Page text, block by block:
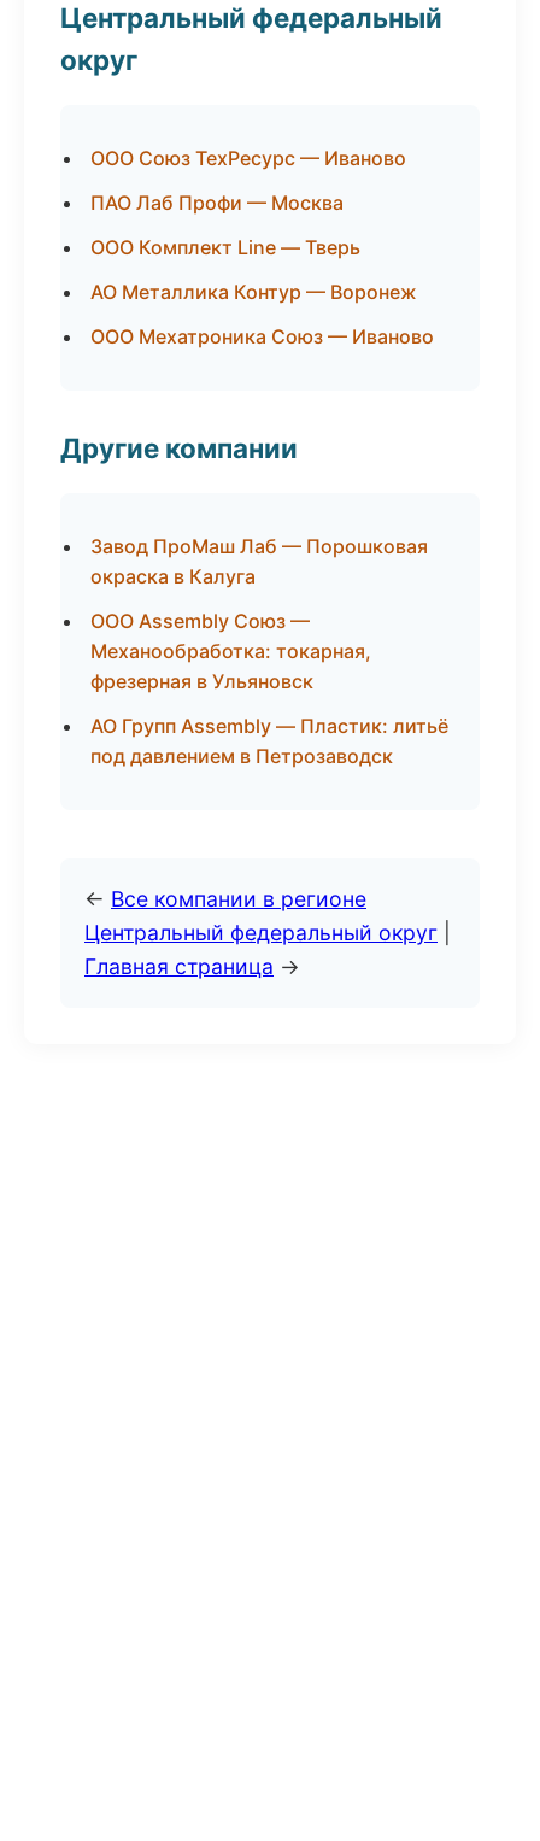
Центральный федеральный
округ
ООО Союз ТехРесурс — Иваново
ПАО Лаб Профи — Москва
ООО Комплект Line — Тверь
АО Металлика Контур — Воронеж
ООО Мехатроника Союз — Иваново
Другие компании
Завод ПроМаш Лаб — Порошковая
окраска в Калуга
ООО Assembly Союз —
Механообработка: токарная,
фрезерная в Ульяновск
АО Групп Assembly — Пластик: литьё
под давлением в Петрозаводск
← Все компании в регионе
Центральный федеральный округ
Главная страница →